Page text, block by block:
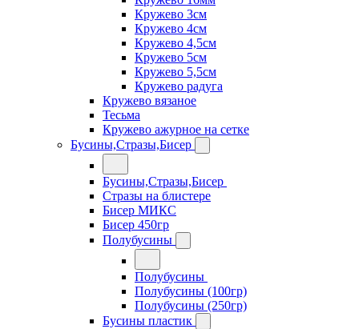
Кружево 3см
Кружево 4см
Кружево 4,5см
Кружево 5см
Кружево 5,5см
Кружево радуга
Кружево вязаное
Тесьма
Кружево ажурное на сетке
Бусины,Стразы,Бисер
Бусины,Стразы,Бисер
Стразы на блистере
Бисер МИКС
Бисер 450гр
Полубусины
Полубусины
Полубусины (100гр)
Полубусины (250гр)
Бусины пластик